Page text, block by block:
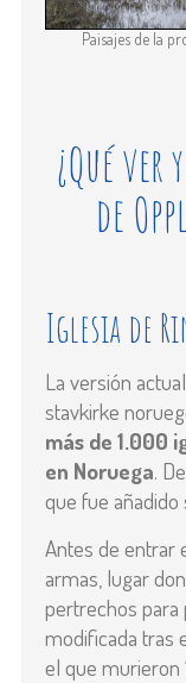
Paisajes de la
¿Qué
de
Iglesia de
La versión
stavkirke
más de 1.000
en Noruega.
que fue
Antes de entrar
armas, lugar
pertrechos para
modificada tras
el que murieron